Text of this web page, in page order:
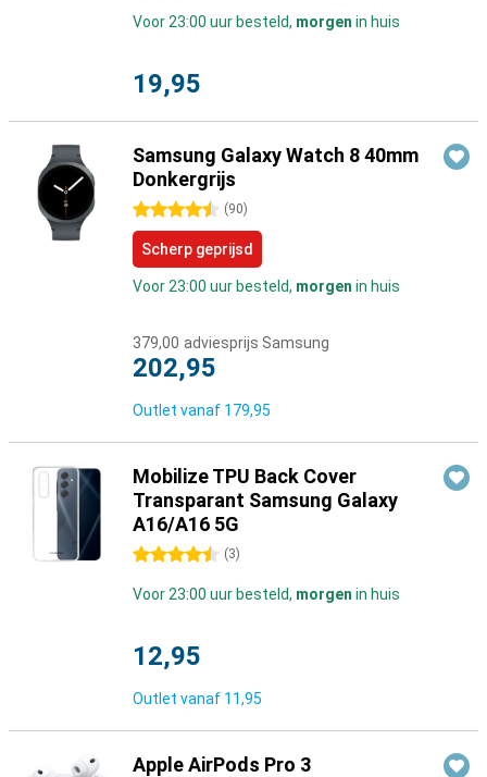
Voor 23:00 uur besteld, morgen in huis
19,95
Samsung Galaxy Watch 8 40mm
Donkergrijs
4.5 sterren (90)
Scherp geprijsd
Voor 23:00 uur besteld, morgen in huis
379,00 adviesprijs Samsung
202,95
Outlet vanaf 179,95
Mobilize TPU Back Cover
Transparant Samsung Galaxy
A16/A16 5G
4.5 sterren (3)
Voor 23:00 uur besteld, morgen in huis
12,95
Outlet vanaf 11,95
Apple AirPods Pro 3